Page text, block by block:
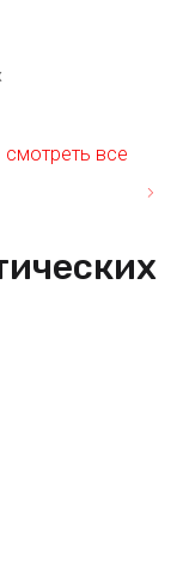
смотреть все